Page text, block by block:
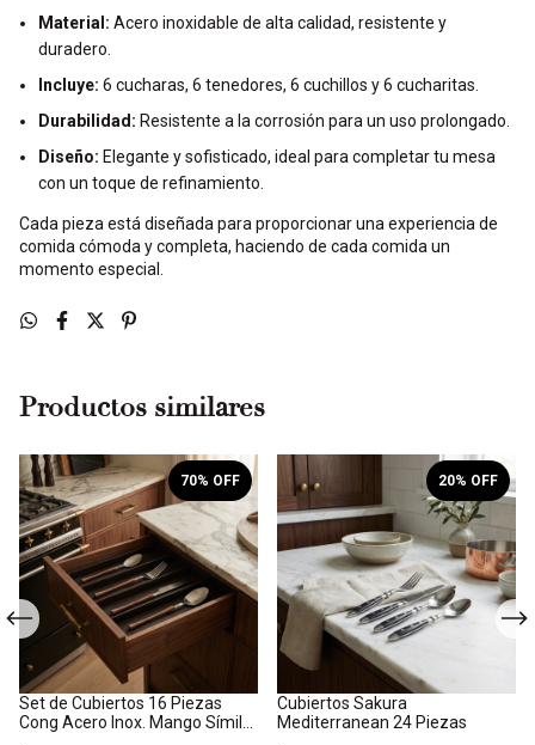
Material: Acero inoxidable de alta calidad, resistente y
duradero.
Incluye: 6 cucharas, 6 tenedores, 6 cuchillos y 6 cucharitas.
Durabilidad: Resistente a la corrosión para un uso prolongado.
Diseño: Elegante y sofisticado, ideal para completar tu mesa
con un toque de refinamiento.
Cada pieza está diseñada para proporcionar una experiencia de
comida cómoda y completa, haciendo de cada comida un
momento especial.
Productos similares
Set de Cubiertos 16 Piezas
Cong Acero Inox. Mango Símil
70% OFF
Cubiertos Sakura
Mediterranean 24 Piezas
20% OFF